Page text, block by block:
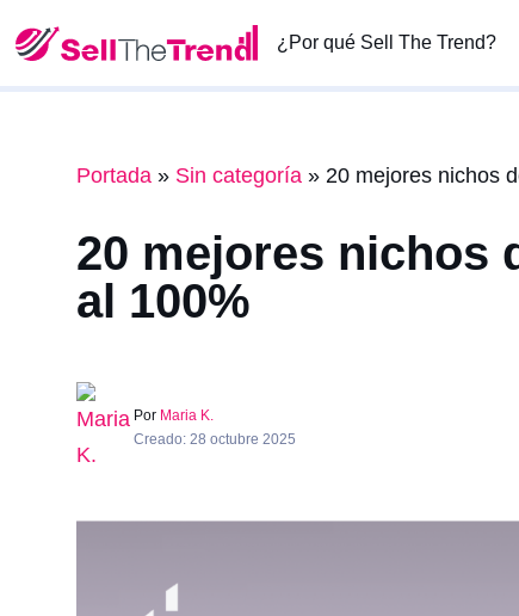
¿Por qué Sell The Trend?
Portada » Sin categoría » 20 mejores nichos
20 mejores nichos
al 100%
Por Maria K.
Creado: 28 octubre 2025